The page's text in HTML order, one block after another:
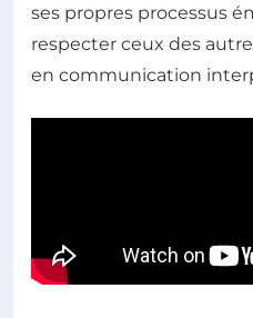
ses propres processus
respecter ceux des
en communication